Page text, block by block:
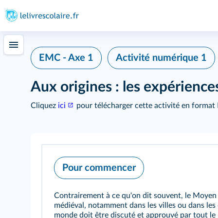
EMC - Axe 1 Activité numérique 1
Aux origines : les
Cliquez ici pour télécharger cette activité en format
Pour commencer
Contrairement à ce qu'on dit souvent, le
médiéval, notamment dans les villes ou dans
monde doit être discuté et approuvé par tout